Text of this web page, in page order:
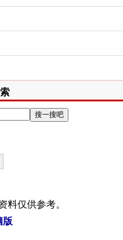
料仅供参考。
版